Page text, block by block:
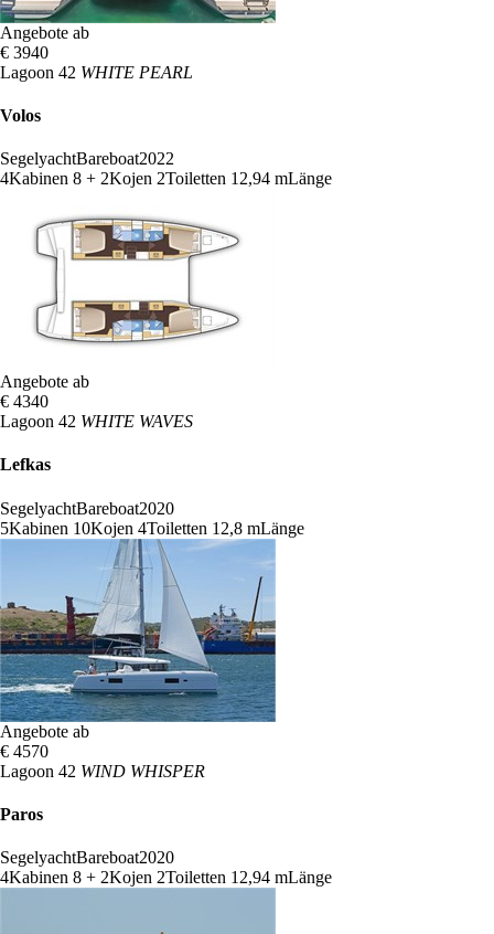
Angebote ab
€ 3940
Lagoon 42 WHITE PEARL
Volos
SegelyachtBareboat2022
4Kabinen 8 + 2Kojen 2Toiletten 12,94 mLänge
Angebote ab
€ 4340
Lagoon 42 WHITE WAVES
Lefkas
SegelyachtBareboat2020
5Kabinen 10Kojen 4Toiletten 12,8 mLänge
Angebote ab
€ 4570
Lagoon 42 WIND WHISPER
Paros
SegelyachtBareboat2020
4Kabinen 8 + 2Kojen 2Toiletten 12,94 mLänge